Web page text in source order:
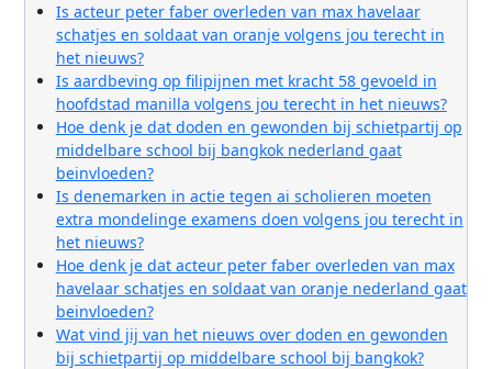
Is acteur peter faber overleden van max havelaar
schatjes en soldaat van oranje volgens jou terecht in
het nieuws?
Is aardbeving op filipijnen met kracht 58 gevoeld in
hoofdstad manilla volgens jou terecht in het nieuws?
Hoe denk je dat doden en gewonden bij schietpartij op
middelbare school bij bangkok nederland gaat
beinvloeden?
Is denemarken in actie tegen ai scholieren moeten
extra mondelinge examens doen volgens jou terecht in
het nieuws?
Hoe denk je dat acteur peter faber overleden van max
havelaar schatjes en soldaat van oranje nederland gaat
beinvloeden?
Wat vind jij van het nieuws over doden en gewonden
bij schietpartij op middelbare school bij bangkok?